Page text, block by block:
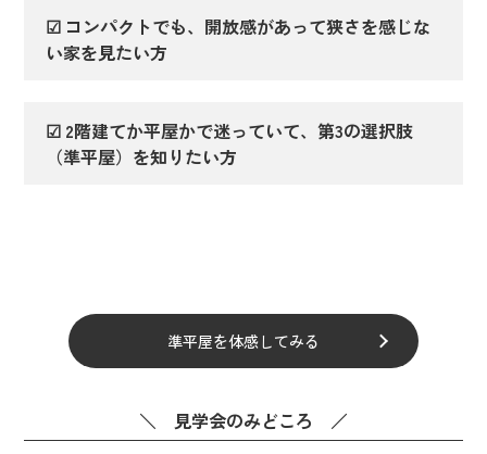
☑ コンパクトでも、開放感があって狭さを感じな
い家を見たい方
☑ 2階建てか平屋かで迷っていて、第3の選択肢
（準平屋）を知りたい方
準平屋を体感してみる
＼ 見学会のみどころ ／